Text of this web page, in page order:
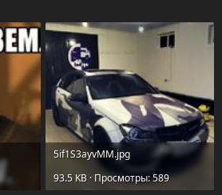
5if1S3ayvMM.jpg
93.5 KB · Просмотры: 589